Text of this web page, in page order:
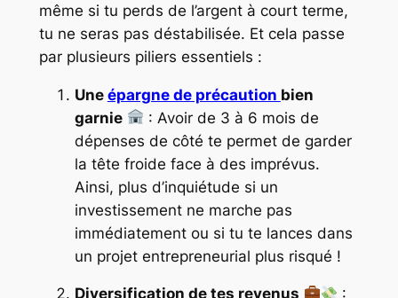
même si tu perds de l’argent à court terme,
tu ne seras pas déstabilisée. Et cela passe
par plusieurs piliers essentiels :
Une épargne de précaution bien
garnie
: Avoir de 3 à 6 mois de
dépenses de côté te permet de garder
la tête froide face à des imprévus.
Ainsi, plus d’inquiétude si un
investissement ne marche pas
immédiatement ou si tu te lances dans
un projet entrepreneurial plus risqué !
Diversification de tes revenus :